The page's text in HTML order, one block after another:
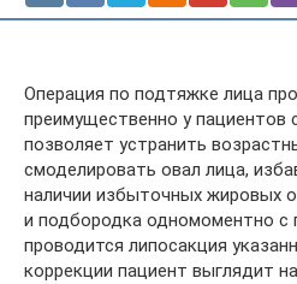
Операция по подтяжке лица
преимущественно у пациентов
позволяет устранить
смоделировать овал лица,
наличии избыточных жировых
и подбородка одномоментно с
проводится липосакция
коррекции пациент выглядит